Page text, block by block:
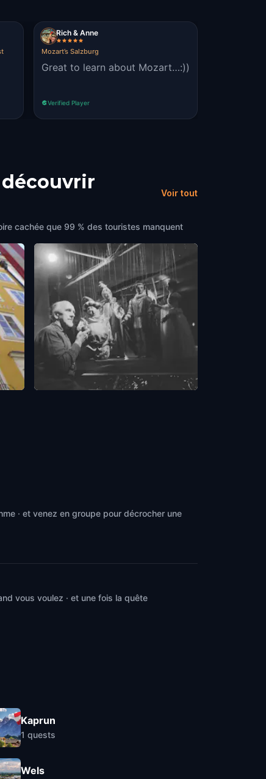
Rich & Anne
Mozart’s Salzburg
Great to learn about Mozart…:))
Verified Player
découvrir
Voir tout
cachée que 99 % des touristes manquent
· et venez en groupe pour décrocher une
vous voulez · et une fois la quête
Kaprun
1 quests
Wels